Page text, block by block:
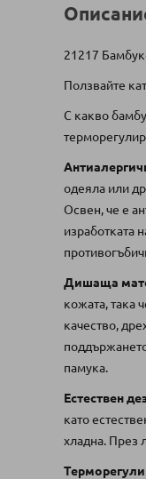
снимки
21217
Ползвайте
С какво
одеяла или
Освен, че е
изработката
Дишаща
кожата, така
качество,
памука.
Естествен
като
хладна. През